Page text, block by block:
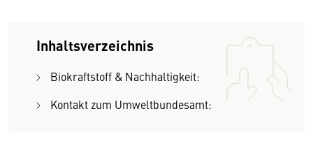
Inhaltsverzeichnis
Biokraftstoff & Nachhaltigkeit:
Kontakt zum Umweltbundesamt: